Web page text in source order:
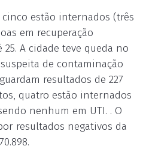
estão internados (três
em recuperação
A cidade teve queda no
de contaminação
resultados de 227
quatro estão internados
nenhum em UTI. . O
resultados negativos da